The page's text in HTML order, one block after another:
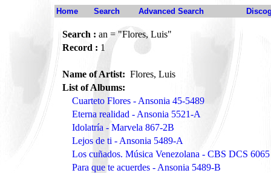
Home Search Advanced Search
Search : an = "Flores, Luis"
Record : 1
Name of Artist: Flores, Luis
List of Albums:
Cuarteto Flores - Ansonia 45-5489
Eterna realidad - Ansonia 5521-A
Idolatría - Marvela 867-2B
Lejos de ti - Ansonia 5489-A
Los cuñados. Música Venezolana - CBS DCS 6065
Para que te acuerdes - Ansonia 5489-B